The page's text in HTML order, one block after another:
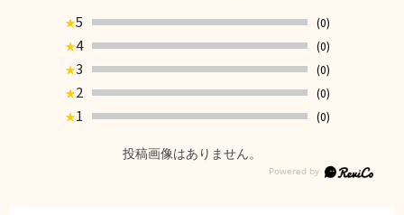
★5
(0)
★4
(0)
★3
(0)
★2
(0)
★1 (0)
投稿画像はありません。